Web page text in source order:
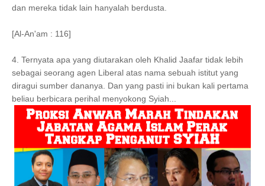
dan mereka tidak lain hanyalah berdusta.
[Al-An'am : 116]
4. Ternyata apa yang diutarakan oleh Khalid Jaafar tidak lebih
sebagai seorang agen Liberal atas nama sebuah istitut yang
diragui sumber dananya. Dan yang pasti ini bukan kali pertama
beliau berbicara perihal menyokong Syiah...